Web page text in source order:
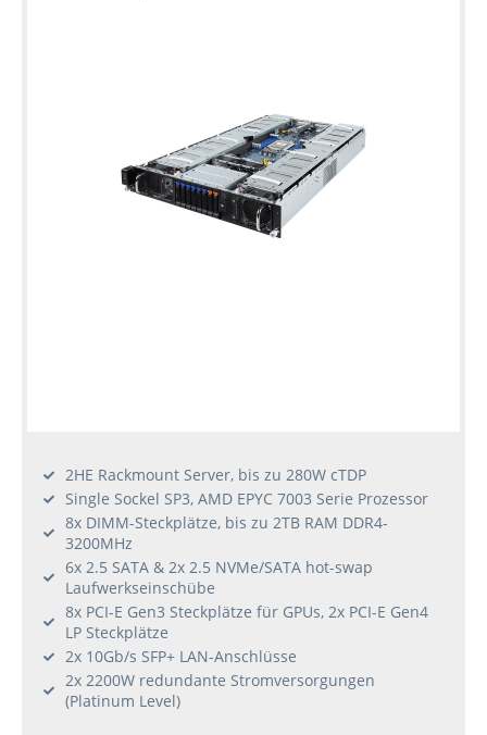
2HE Rackmount Server, bis zu 280W cTDP
Single Sockel SP3, AMD EPYC 7003 Serie Prozessor
8x DIMM-Steckplätze, bis zu 2TB RAM DDR4-
3200MHz
6x 2.5 SATA & 2x 2.5 NVMe/SATA hot-swap
Laufwerkseinschübe
8x PCI-E Gen3 Steckplätze für GPUs, 2x PCI-E Gen4
LP Steckplätze
2x 10Gb/s SFP+ LAN-Anschlüsse
2x 2200W redundante Stromversorgungen
(Platinum Level)